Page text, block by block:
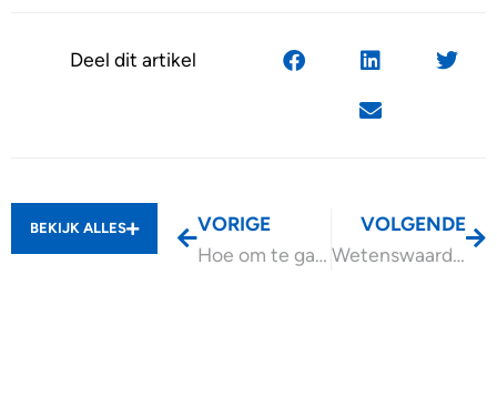
Deel dit artikel
BEKIJK ALLES
VORIGE
Hoe om te gaan met de Wet excessief lenen?
VOLGENDE
Wetenswaardigheden voor 2024